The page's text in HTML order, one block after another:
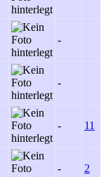
-
-
- 11
- 2